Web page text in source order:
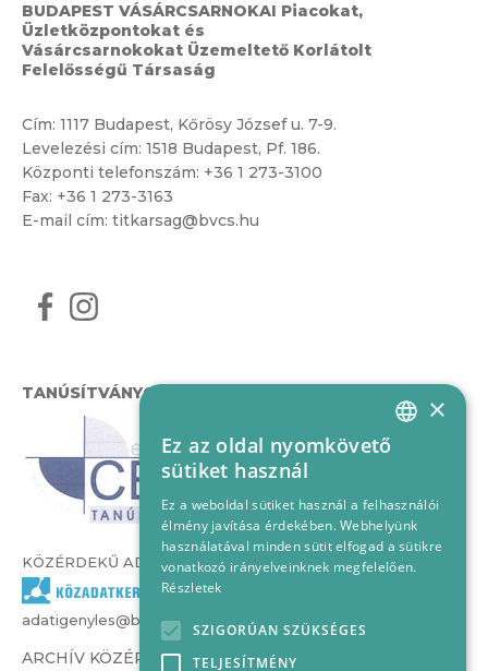
BUDAPEST VÁSÁRCSARNOKAI Piacokat,
Üzletközpontokat és
Vásárcsarnokokat Üzemeltető Korlátolt
Felelősségű Társaság
Cím: 1117 Budapest, Kőrösy József u. 7-9.
Levelezési cím: 1518 Budapest, Pf. 186.
Központi telefonszám: +36 1 273-3100
Fax: +36 1 273-3163
E-mail cím: titkarsag@bvcs.hu
TANÚSÍTVÁNYOK
KÖZÉRDEKŰ ADATOK
adatigenyles@bvcs.hu
ARCHÍV KÖZÉRDEKŰ ADATOK –
HUNGARIAN
×
Ez az oldal nyomkövető
sütiket használ
Ez a weboldal sütiket használ a felhasználói
élmény javítása érdekében. Webhelyünk
használatával minden sütit elfogad a sütikre
vonatkozó irányelveinknek megfelelően.
Részletek
SZIGORÚAN SZÜKSÉGES
TELJESÍTMÉNY